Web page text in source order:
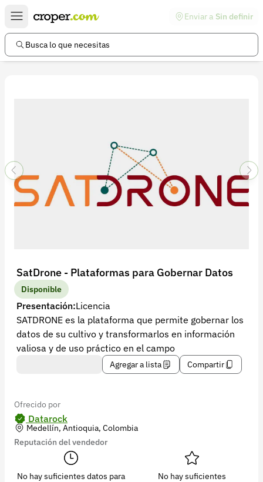
Enviar a Sin definir
Busca lo que necesitas
SatDrone - Plataformas para Gobernar Datos
Disponible
Presentación:Licencia
SATDRONE es la plataforma que permite gobernar los
datos de su cultivo y transformarlos en información
valiosa y de uso práctico en el campo
Agregar a lista Compartir
Ofrecido por
Datarock
Medellín, Antioquia, Colombia
Reputación del vendedor
No hay suficientes datos para
No hay suficientes
Enlaces de interés
Preguntas frecuentes
Política de privacidad
Cuenta
Recuperar contraseña
Contacto
Soporte
+57 323 2931928
Versión 5.45.0
Síguenos